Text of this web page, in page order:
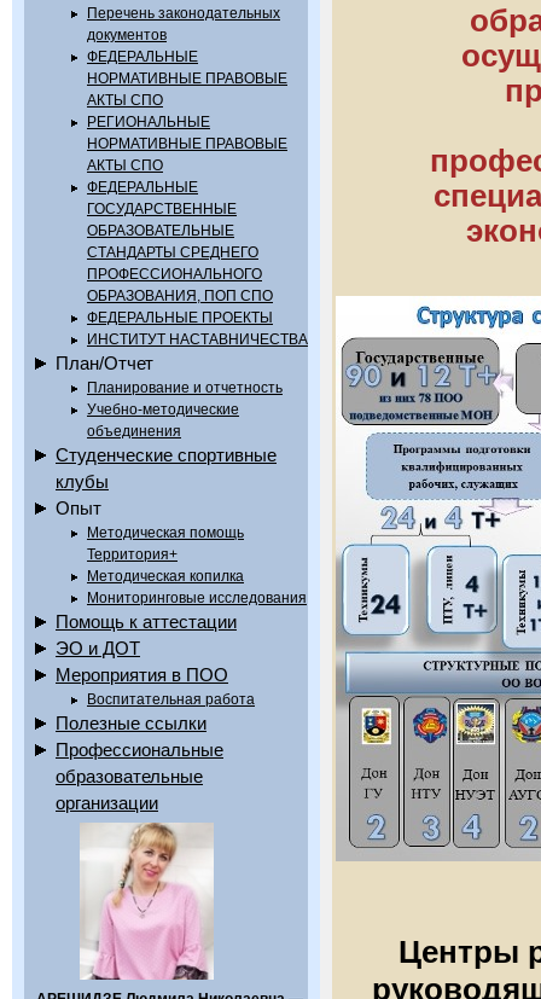
Перечень законодательных
документов
ФЕДЕРАЛЬНЫЕ
НОРМАТИВНЫЕ ПРАВОВЫЕ
АКТЫ СПО
РЕГИОНАЛЬНЫЕ
НОРМАТИВНЫЕ ПРАВОВЫЕ
АКТЫ СПО
ФЕДЕРАЛЬНЫЕ
ГОСУДАРСТВЕННЫЕ
ОБРАЗОВАТЕЛЬНЫЕ
СТАНДАРТЫ СРЕДНЕГО
ПРОФЕССИОНАЛЬНОГО
ОБРАЗОВАНИЯ, ПОП СПО
ФЕДЕРАЛЬНЫЕ ПРОЕКТЫ
ИНСТИТУТ НАСТАВНИЧЕСТВА
План/Отчет
Планирование и отчетность
Учебно-методические
объединения
Студенческие спортивные
клубы
Опыт
Методическая помощь
Территория+
Методическая копилка
Мониторинговые исследования
Помощь к аттестации
ЭО и ДОТ
Мероприятия в ПОО
Воспитательная работа
Полезные ссылки
Профессиональные
образовательные
организации
Центры